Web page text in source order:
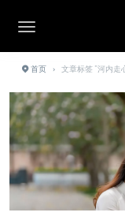
首页 › 文章标签 "河内走